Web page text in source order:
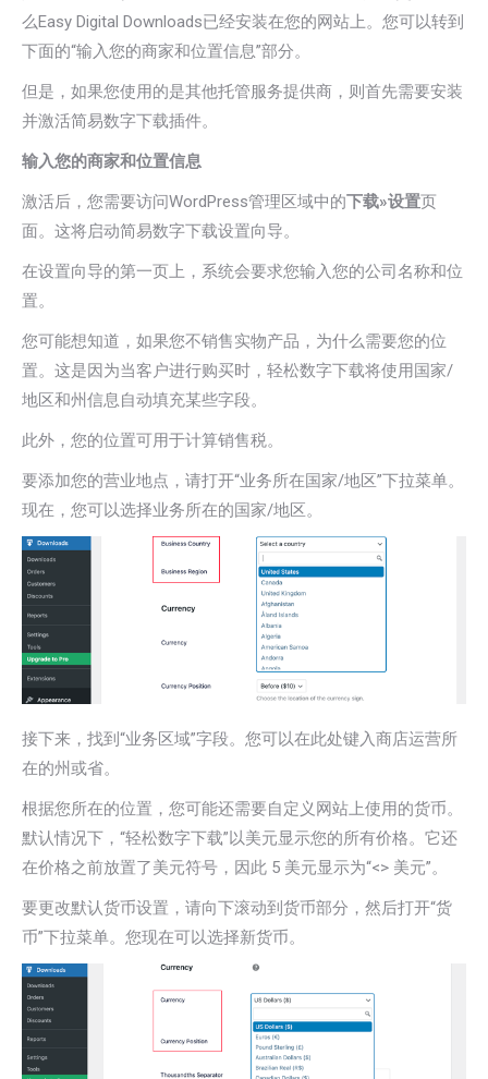
么Easy Digital Downloads已经安装在您的网站上。您可以转到
下面的“输入您的商家和位置信息”部分。
但是，如果您使用的是其他托管服务提供商，则首先需要安装
并激活简易数字下载插件。
输入您的商家和位置信息
激活后，您需要访问WordPress管理区域中的下载»设置页
面。这将启动简易数字下载设置向导。
在设置向导的第一页上，系统会要求您输入您的公司名称和位
置。
您可能想知道，如果您不销售实物产品，为什么需要您的位
置。这是因为当客户进行购买时，轻松数字下载将使用国家/
地区和州信息自动填充某些字段。
此外，您的位置可用于计算销售税。
要添加您的营业地点，请打开“业务所在国家/地区”下拉菜单。
现在，您可以选择业务所在的国家/地区。
接下来，找到“业务区域”字段。您可以在此处键入商店运营所
在的州或省。
根据您所在的位置，您可能还需要自定义网站上使用的货币。
默认情况下，“轻松数字下载”以美元显示您的所有价格。它还
在价格之前放置了美元符号，因此 5 美元显示为“<> 美元”。
要更改默认货币设置，请向下滚动到货币部分，然后打开“货
币”下拉菜单。您现在可以选择新货币。